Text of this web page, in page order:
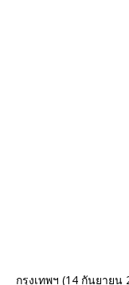
กรุงเทพฯ (14 กันยายน